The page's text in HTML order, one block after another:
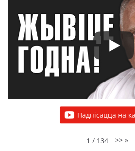
Падпісацца на
1 / 134 >> »